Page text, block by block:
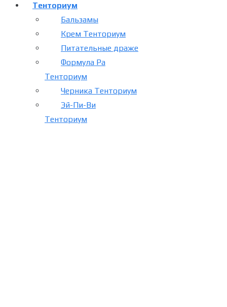
Тенториум
Бальзамы
Крем Тенториум
Питательные драже
Формула Ра
Тенториум
Черника Тенториум
Эй-Пи-Ви
Тенториум